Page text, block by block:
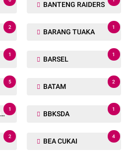
BANTENG RAIDERS
2
BARANG TUAKA
1
1
BARSEL
1
5
BATAM
2
1
BBKSDA
1
2
BEA CUKAI
4